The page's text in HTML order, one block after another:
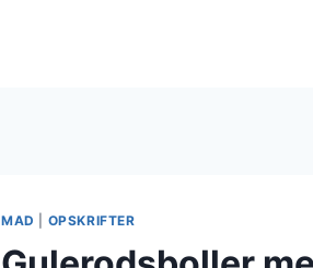
MAD OPSKRIFTER